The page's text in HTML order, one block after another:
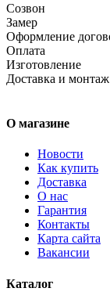
Созвон
Замер
Оформление
Оплата
Изготовление
Доставка и монтаж
О магазине
Новости
Как купить
Доставка
О нас
Гарантия
Контакты
Карта сайта
Вакансии
Каталог